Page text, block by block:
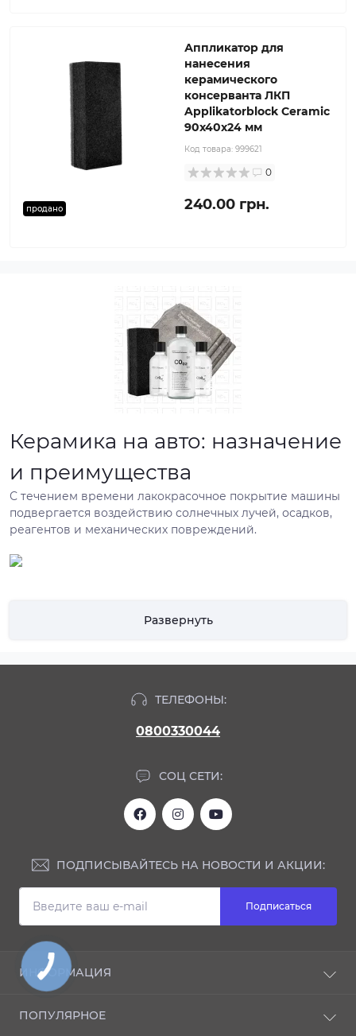
продано
Аппликатор для
нанесения
керамического
консерванта ЛКП
Applikatorblock Ceramic
90x40x24 мм
Код товара: 999621
0
240.00 грн.
Керамика на авто: назначение
и преимущества
С течением времени лакокрасочное покрытие машины
подвергается воздействию солнечных лучей, осадков,
реагентов и механических повреждений.
Развернуть
ТЕЛЕФОНЫ:
0800330044
СОЦ СЕТИ:
ПОДПИСЫВАЙТЕСЬ НА НОВОСТИ И АКЦИИ:
Подписаться
ИНФОРМАЦИЯ
Отзывы
ПОПУЛЯРНОЕ